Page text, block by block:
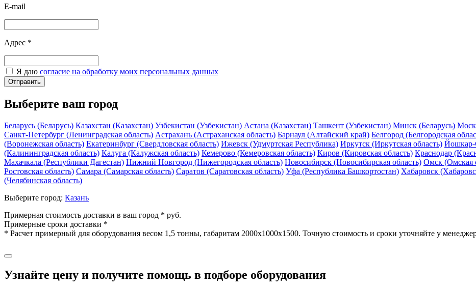
E-mail
Адрес *
Я даю согласие на обработку моих персональных данных
Отправить
Выберите ваш город
Беларусь (Беларусь) Казахстан (Казахстан) Узбекистан (Узбекистан) Астана (Казахстан) Ташкент (Узбекистан) Минск (Беларусь)
Санкт-Петербург (Ленинградская область) Астрахань (Астраханская область) Барнаул (Алтайский край) Белгород (Белгородская
(Воронежская область) Екатеринбург (Свердловская область) Ижевск (Удмуртская Республика) Иркутск (Иркутская область) Йошкар-
(Калининградская область) Калуга (Калужская область) Кемерово (Кемеровская область) Киров (Кировская область) Краснодар
Махачкала (Республики Дагестан) Нижний Новгород (Нижегородская область) Новосибирск (Новосибирская область) Омск (Омская
Ростовская область) Самара (Самарская область) Саратов (Саратовская область) Уфа (Республика Башкортостан) Хабаровск
(Челябинская область)
Выберите город: Казань
Примерная стоимость доставки в ваш город * руб.
Примерные сроки доставки *
* Расчет примерный для оборудования весом 1,5 тонны, габаритам 2000х1000х1500. Точную стоимость и сроки уточняйте у
Узнайте цену и получите помощь в подборе оборудования